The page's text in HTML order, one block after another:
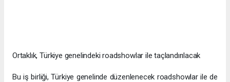
Ortaklık, Türkiye genelindeki roadshowlar ile taçlandırılacak
Bu iş birliği, Türkiye genelinde düzenlenecek roadshowlar ile de